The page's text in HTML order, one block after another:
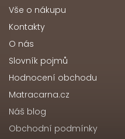
Vše o nákupu
Kontakty
O nás
Slovník pojmů
Hodnocení obchodu
Matracarna.cz
Náš blog
Obchodní podmínky